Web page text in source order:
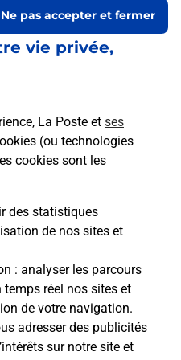
vie privée,
La Poste et ses
(ou technologies
cookies sont les
des statistiques
de nos sites et
: analyser les parcours
réel nos sites et
de votre navigation.
adresser des publicités
sur notre site et
Ne pas accepter et fermer
mardi à 08h30